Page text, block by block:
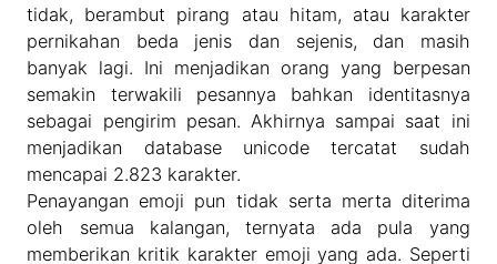
tidak, berambut pirang atau hitam, atau karakter
pernikahan beda jenis dan sejenis, dan masih
banyak lagi. Ini menjadikan orang yang berpesan
semakin terwakili pesannya bahkan identitasnya
sebagai pengirim pesan. Akhirnya sampai saat ini
menjadikan database unicode tercatat sudah
mencapai 2.823 karakter.
Penayangan emoji pun tidak serta merta diterima
oleh semua kalangan, ternyata ada pula yang
memberikan kritik karakter emoji yang ada. Seperti